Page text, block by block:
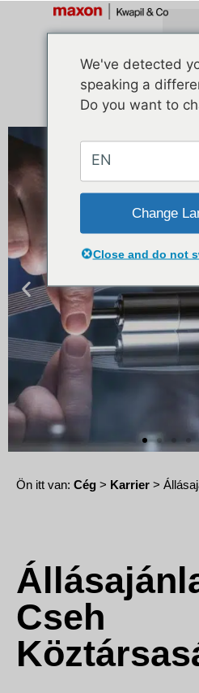
Ön itt van: Cég > Karrier >
Cseh
We've detected
speaking a
Do you want to
EN
Change
Close and do not